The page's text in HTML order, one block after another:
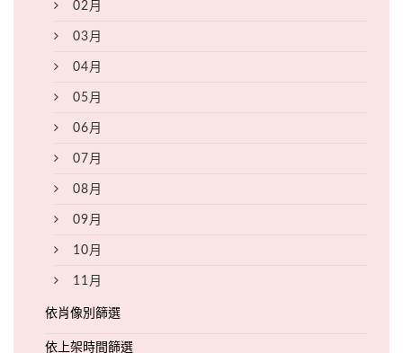
02月
03月
04月
05月
06月
07月
08月
09月
10月
11月